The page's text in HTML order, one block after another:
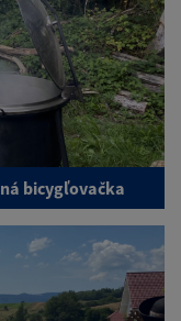
bicygľovačka